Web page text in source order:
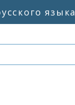
языка